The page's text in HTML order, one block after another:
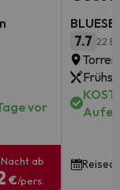
vor
Nacht ab
€/pers.
7.7 22